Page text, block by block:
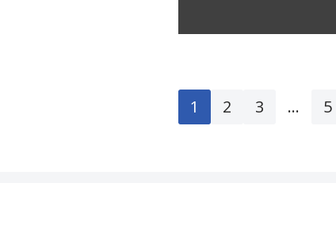
1 2 3 … 5